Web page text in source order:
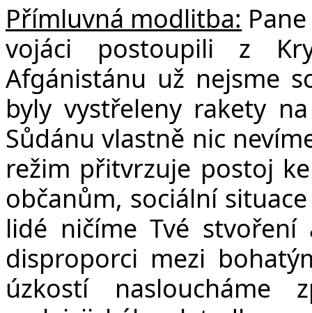
Přímluvná modlitba:
vojáci postoupili z
Afgánistánu už nejsme
byly vystřeleny rakety
Sůdánu vlastně nic
režim přitvrzuje postoj
občanům, sociální
lidé ničíme Tvé
disproporci mezi
úzkostí nasloucháme